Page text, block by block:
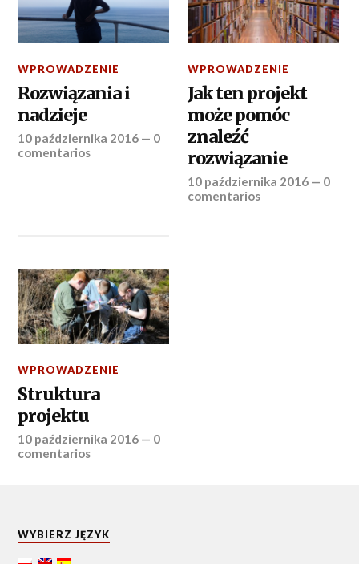
WPROWADZENIE
Rozwiązania i
nadzieje
10 października 2016 — 0
comentarios
WPROWADZENIE
Jak ten projekt
może pomóc
znaleźć
rozwiązanie
10 października 2016 — 0
comentarios
WPROWADZENIE
Struktura
projektu
10 października 2016 — 0
comentarios
WYBIERZ JĘZYK